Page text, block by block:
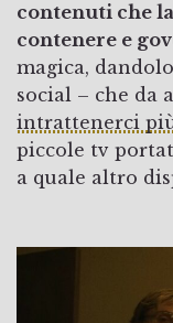
contenuti che
contenere e
magica,
social – che da
intrattenerci
piccole tv
a quale altro